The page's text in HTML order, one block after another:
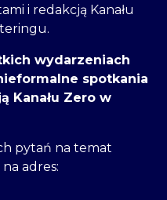
i redakcją Kanału
wydarzeniach
spotkania
Kanału Zero w
pytań na temat
adres: